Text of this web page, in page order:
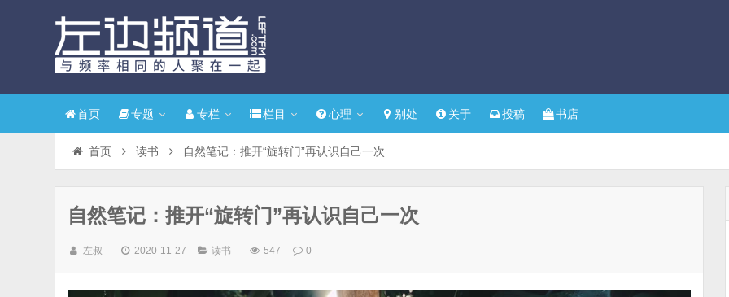
首页 专题 专栏 栏目 心理 别处 关于 投稿 书店
首页 读书 自然笔记：推开“旋转门”再认识自己一次
自然笔记：推开“旋转门”再认识自己一次
左叔 2020-11-27 读书 547 0